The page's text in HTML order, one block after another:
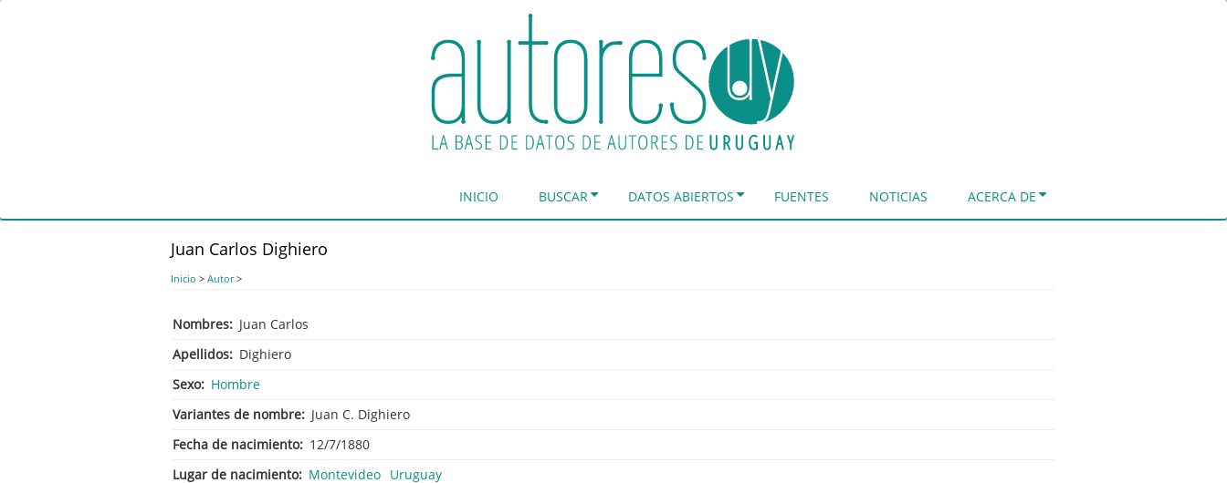
INICIO BUSCAR DATOS ABIERTOS FUENTES NOTICIAS ACERCA DE
Juan Carlos Dighiero
Inicio > Autor>
Nombres
Juan Carlos
Apellidos
Dighiero
Sexo
Hombre
Variantes de nombre
Juan C. Dighiero
Fecha de nacimiento
12/7/1880
Lugar de nacimiento
Montevideo Uruguay